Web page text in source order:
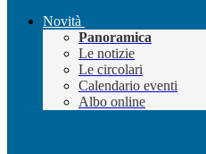
Novità
Panoramica
Le notizie
Le circolari
Calendario eventi
Albo online